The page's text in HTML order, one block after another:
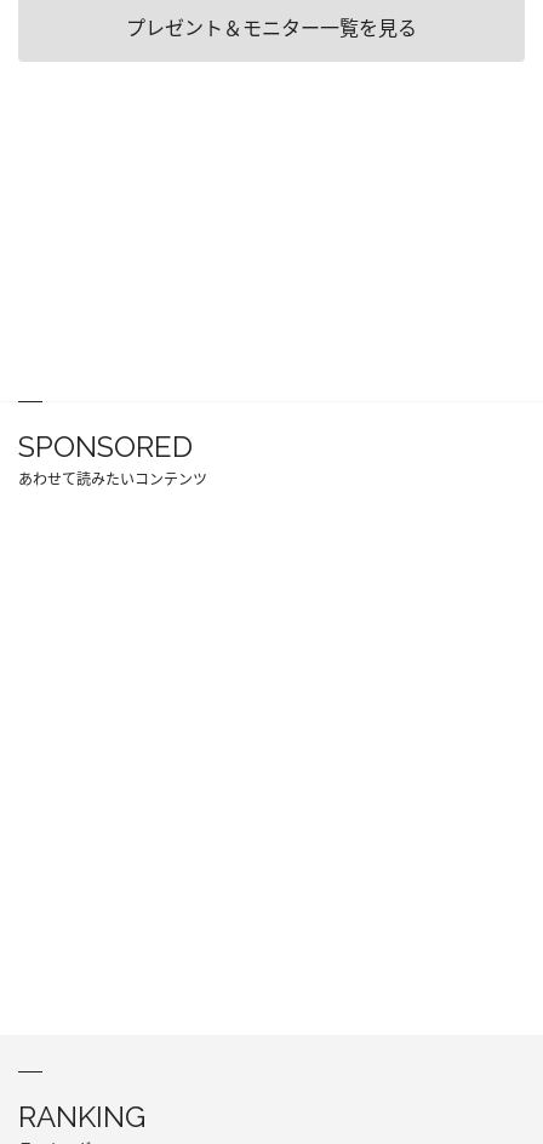
プレゼント＆モニター一覧を見る
SPONSORED
あわせて読みたいコンテンツ
RANKING